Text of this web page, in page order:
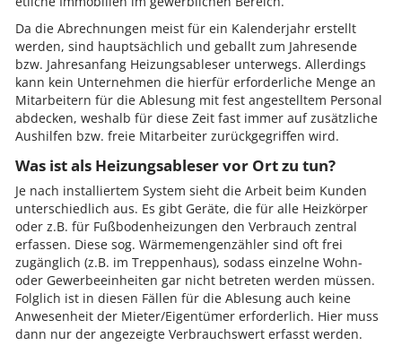
Da die Abrechnungen meist für ein Kalenderjahr erstellt
werden, sind hauptsächlich und geballt zum Jahresende
bzw. Jahresanfang Heizungsableser unterwegs. Allerdings
kann kein Unternehmen die hierfür erforderliche Menge an
Mitarbeitern für die Ablesung mit fest angestelltem Personal
abdecken, weshalb für diese Zeit fast immer auf zusätzliche
Aushilfen bzw. freie Mitarbeiter zurückgegriffen wird.
Was ist als Heizungsableser vor Ort zu tun?
Je nach installiertem System sieht die Arbeit beim Kunden
unterschiedlich aus. Es gibt Geräte, die für alle Heizkörper
oder z.B. für Fußbodenheizungen den Verbrauch zentral
erfassen. Diese sog. Wärmemengenzähler sind oft frei
zugänglich (z.B. im Treppenhaus), sodass einzelne Wohn-
oder Gewerbeeinheiten gar nicht betreten werden müssen.
Folglich ist in diesen Fällen für die Ablesung auch keine
Anwesenheit der Mieter/Eigentümer erforderlich. Hier muss
dann nur der angezeigte Verbrauchswert erfasst werden.